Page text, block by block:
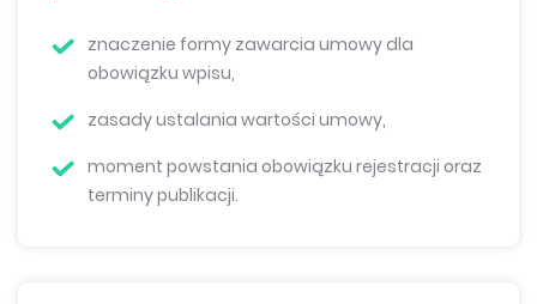
znaczenie formy zawarcia umowy dla
obowiązku wpisu,
zasady ustalania wartości umowy,
moment powstania obowiązku rejestracji oraz
terminy publikacji.